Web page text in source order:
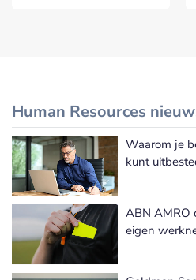
Human Resources
Waarom je
kunt
ABN AMRO
eigen